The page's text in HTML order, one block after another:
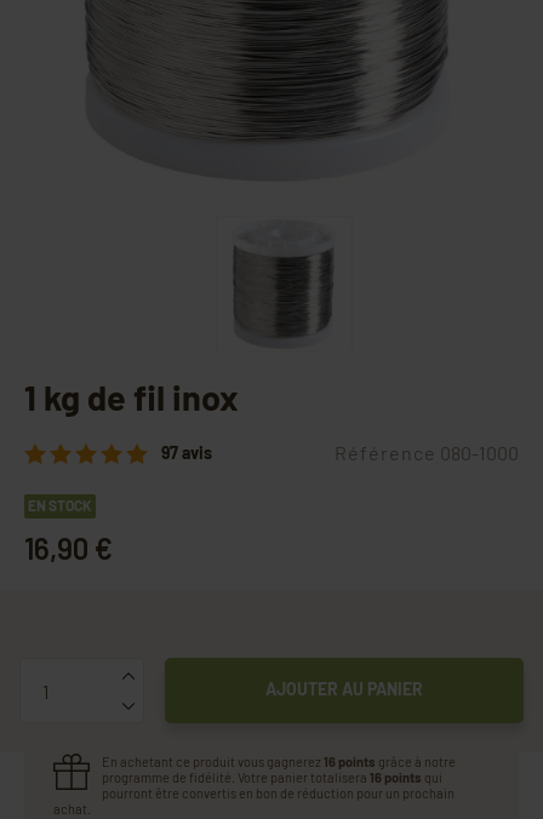
1 kg de fil inox
97 avis Référence 080-1000
EN STOCK
16,90 €
AJOUTER AU PANIER
En achetant ce produit vous gagnerez 16 points grâce à notre
programme de fidélité. Votre panier totalisera 16 points qui
pourront être convertis en bon de réduction pour un prochain
achat.